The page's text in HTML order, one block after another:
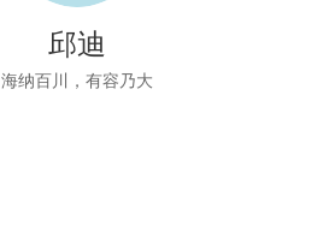
邱迪
海纳百川，有容乃大